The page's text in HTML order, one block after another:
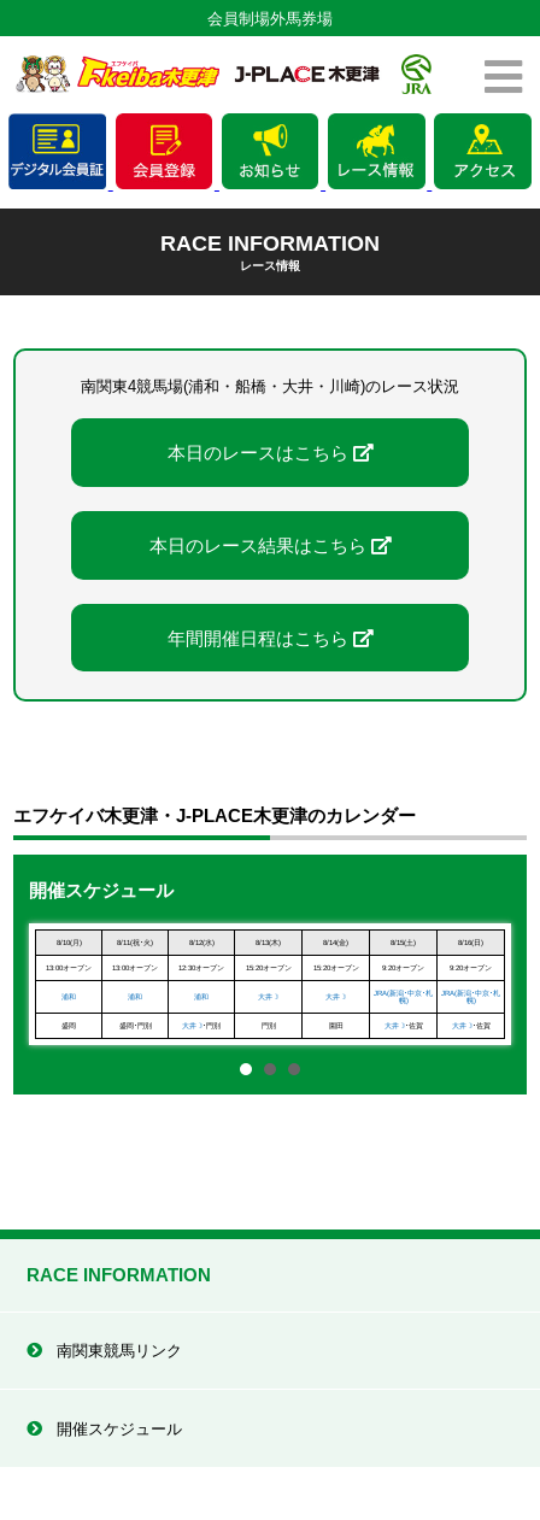
会員制場外馬券場
RACE INFORMATION
レース情報
南関東4競馬場(浦和・船橋・大井・川崎)のレース状況
本日のレースはこちら
本日のレース結果はこちら
年間開催日程はこちら
エフケイバ木更津・J-PLACE木更津のカレンダー
開催スケジュール
8/10(月) 8/11(祝･火) 8/12(水) 8/13(木) 8/14(金) 8/15(土) 8/16(日)
13:00オープン 13:00オープン 12:30オープン 15:20オープン 15:20オープン 9:20オープン 9:20オープン
浦和 浦和 浦和 大井☽ 大井☽
JRA(新潟･中京･札
幌)
JRA(新潟･中京･札
幌)
盛岡 盛岡･門別 大井☽･門別 門別 園田 大井☽･佐賀 大井☽･佐賀
RACE INFORMATION
南関東競馬リンク
開催スケジュール